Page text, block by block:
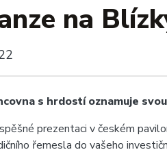
na
s hrdostí oznamuje
prezentaci v českém
řemesla do vašeho